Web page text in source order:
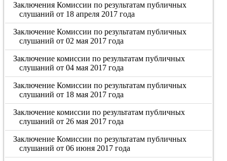
Заключения Комиссии по результатам публичных
слушаний от 18 апреля 2017 года
Заключение Комиссии по результатам публичных
слушаний от 02 мая 2017 года
Заключение комиссии по результатам публичных
слушаний от 04 мая 2017 года
Заключение Комиссии по результатам публичных
слушаний от 18 мая 2017 года
Заключение комиссии по результатам публичных
слушаний от 26 мая 2017 года
Заключение Комиссии по результатам публичных
слушаний от 06 июня 2017 года